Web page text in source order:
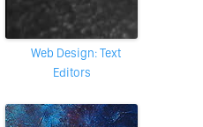
Web Design: Text
Editors